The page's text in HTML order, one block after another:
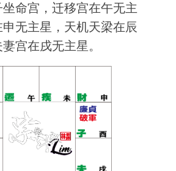
命宫，迁移宫在午无主
无主星，天机天梁在辰
宫在戌无主星。